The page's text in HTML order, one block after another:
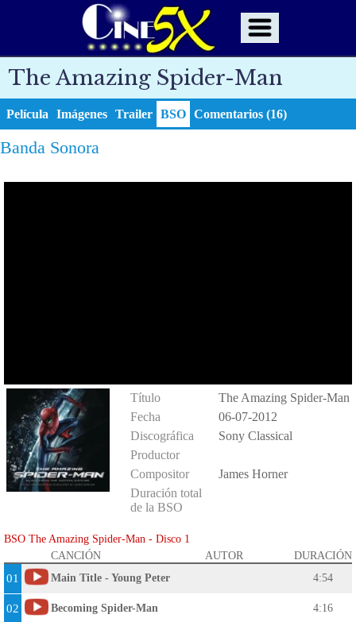
The Amazing Spider-Man
Película Imágenes Trailer BSO Comentarios (16)
Banda Sonora
Título
The Amazing Spider-Man
Fecha
06-07-2012
Discográfica
Sony Classical
Productor
Compositor
James Horner
Duración total
de la BSO
BSO The Amazing Spider-Man - Disco 1
CANCIÓN
AUTOR DURACIÓN
01 Main Title - Young Peter 4:54
02 Becoming Spider-Man 4:16